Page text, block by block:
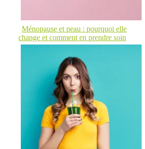
Ménopause et peau : pourquoi elle
change et comment en prendre soin